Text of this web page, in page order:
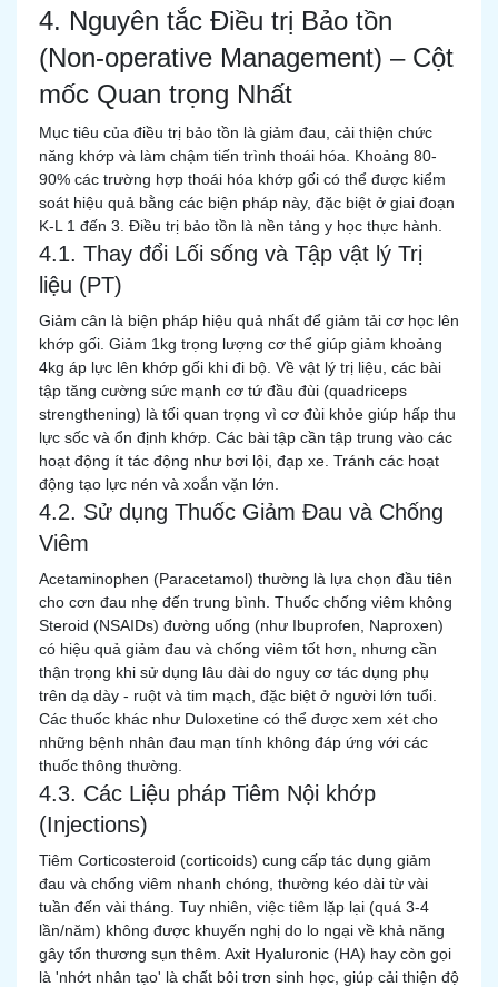
4. Nguyên tắc Điều trị Bảo tồn
(Non-operative Management) – Cột
mốc Quan trọng Nhất
Mục tiêu của điều trị bảo tồn là giảm đau, cải thiện chức
năng khớp và làm chậm tiến trình thoái hóa. Khoảng 80-
90% các trường hợp thoái hóa khớp gối có thể được kiểm
soát hiệu quả bằng các biện pháp này, đặc biệt ở giai đoạn
K-L 1 đến 3. Điều trị bảo tồn là nền tảng y học thực hành.
4.1. Thay đổi Lối sống và Tập vật lý Trị
liệu (PT)
Giảm cân là biện pháp hiệu quả nhất để giảm tải cơ học lên
khớp gối. Giảm 1kg trọng lượng cơ thể giúp giảm khoảng
4kg áp lực lên khớp gối khi đi bộ. Về vật lý trị liệu, các bài
tập tăng cường sức mạnh cơ tứ đầu đùi (quadriceps
strengthening) là tối quan trọng vì cơ đùi khỏe giúp hấp thu
lực sốc và ổn định khớp. Các bài tập cần tập trung vào các
hoạt động ít tác động như bơi lội, đạp xe. Tránh các hoạt
động tạo lực nén và xoắn vặn lớn.
4.2. Sử dụng Thuốc Giảm Đau và Chống
Viêm
Acetaminophen (Paracetamol) thường là lựa chọn đầu tiên
cho cơn đau nhẹ đến trung bình. Thuốc chống viêm không
Steroid (NSAIDs) đường uống (như Ibuprofen, Naproxen)
có hiệu quả giảm đau và chống viêm tốt hơn, nhưng cần
thận trọng khi sử dụng lâu dài do nguy cơ tác dụng phụ
trên dạ dày - ruột và tim mạch, đặc biệt ở người lớn tuổi.
Các thuốc khác như Duloxetine có thể được xem xét cho
những bệnh nhân đau mạn tính không đáp ứng với các
thuốc thông thường.
4.3. Các Liệu pháp Tiêm Nội khớp
(Injections)
Tiêm Corticosteroid (corticoids) cung cấp tác dụng giảm
đau và chống viêm nhanh chóng, thường kéo dài từ vài
tuần đến vài tháng. Tuy nhiên, việc tiêm lặp lại (quá 3-4
lần/năm) không được khuyến nghị do lo ngại về khả năng
gây tổn thương sụn thêm. Axit Hyaluronic (HA) hay còn gọi
là 'nhớt nhân tạo' là chất bôi trơn sinh học, giúp cải thiện độ